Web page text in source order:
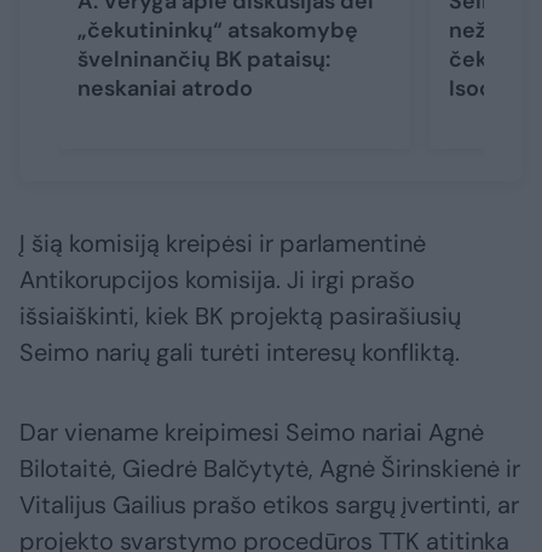
„čekutininkų“ atsakomybę
švelninančių BK pataisų:
neskaniai atrodo
čekiai
Isodą
Į šią komisiją kreipėsi ir parlamentinė
Antikorupcijos komisija. Ji irgi prašo
išsiaiškinti, kiek BK projektą pasirašiusių
Seimo narių gali turėti interesų konfliktą.
Dar viename kreipimesi Seimo nariai Agnė
Bilotaitė, Giedrė Balčytytė, Agnė Širinskienė ir
Vitalijus Gailius prašo etikos sargų įvertinti, ar
projekto svarstymo procedūros TTK atitinka